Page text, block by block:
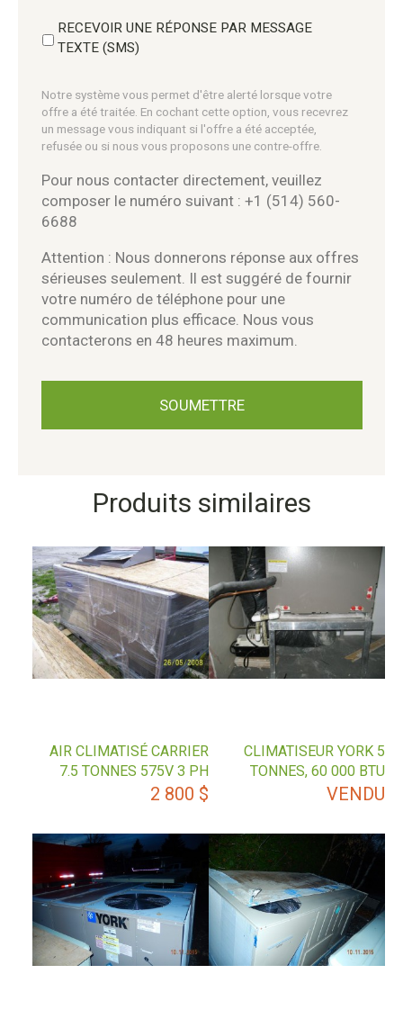
RECEVOIR UNE RÉPONSE PAR MESSAGE
TEXTE (SMS)
Notre système vous permet d'être alerté lorsque votre
offre a été traitée. En cochant cette option, vous recevrez
un message vous indiquant si l'offre a été acceptée,
refusée ou si nous vous proposons une contre-offre.
Pour nous contacter directement, veuillez
composer le numéro suivant : +1 (514) 560-
6688
Attention : Nous donnerons réponse aux offres
sérieuses seulement. Il est suggéré de fournir
votre numéro de téléphone pour une
communication plus efficace. Nous vous
contacterons en 48 heures maximum.
Produits similaires
CLIMATISEUR YORK 5
TONNES, 60 000 BTU
VENDU
AIR CLIMATISÉ CARRIER
7.5 TONNES 575V 3 PH
2 800 $